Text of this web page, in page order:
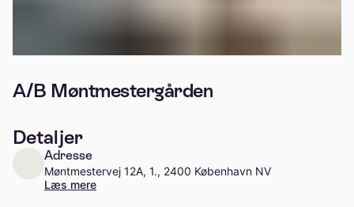
A/B Møntmestergården
Detaljer
Adresse
Møntmestervej 12A, 1., 2400 København NV
Læs mere